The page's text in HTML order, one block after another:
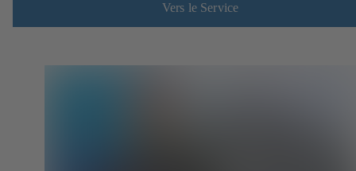
Vers le Service